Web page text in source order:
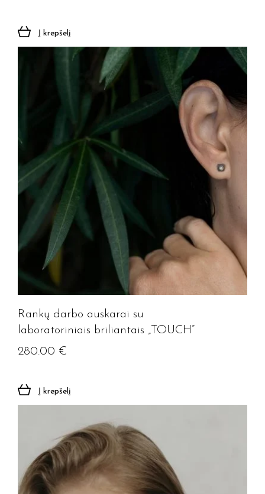
Į krepšelį
Rankų darbo auskarai su
laboratoriniais briliantais „TOUCH”
280.00 €
Į krepšelį